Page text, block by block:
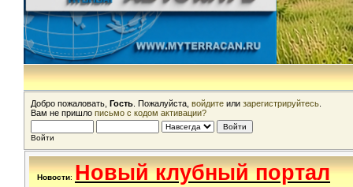
Добро пожаловать, Гость . Пожалуйста, войдите или зарегистрируйтесь
Вам не пришло письмо с кодом активации?
Войти
Новости: Новый клубный портал